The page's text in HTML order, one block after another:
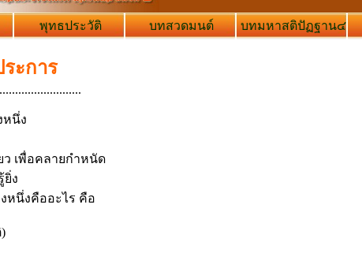
พุทธประวัติ บทสวดมนต์ บทมหาสติปัฏฐาน๔
ะการ
หนึ่ง
ว เพื่อคลายกำหนัด
ยิ่ง
หนึ่งคืออะไร คือ